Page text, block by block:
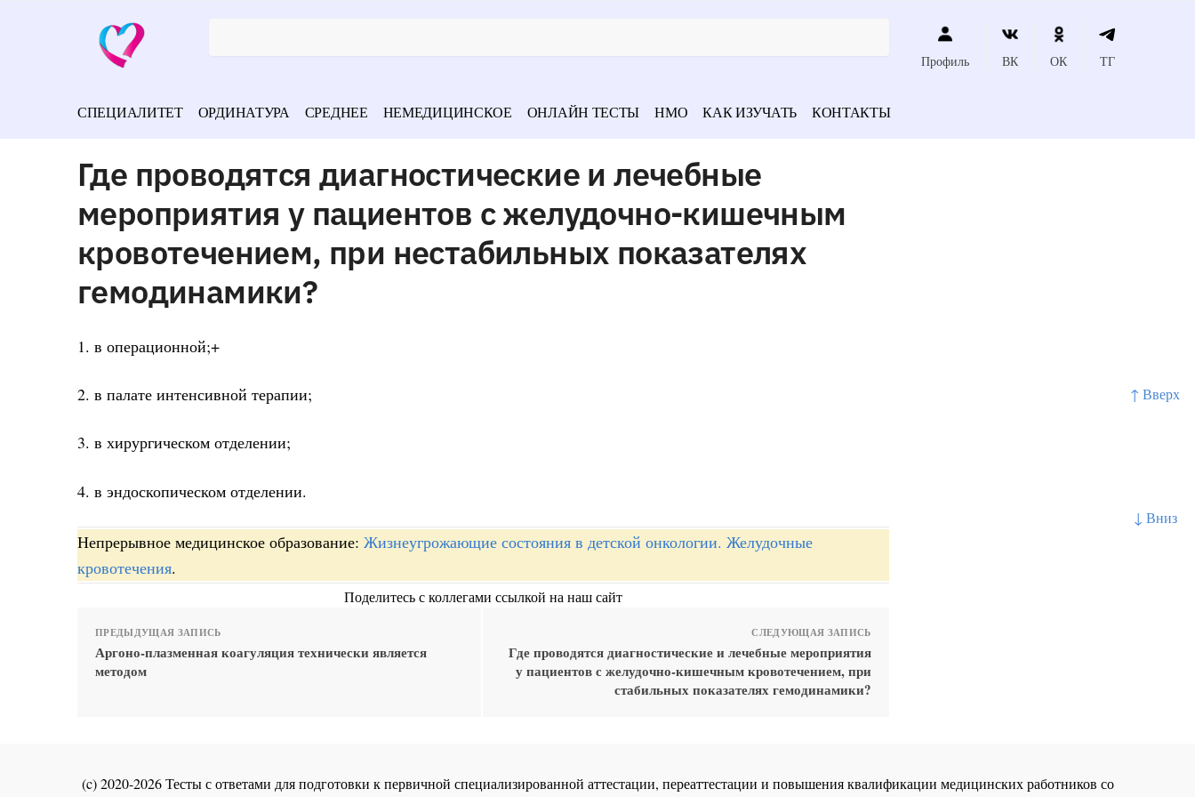
↑ Вверх
↓ Вниз
Профиль ВК ОК ТГ
СПЕЦИАЛИТЕТ ОРДИНАТУРА СРЕДНЕЕ НЕМЕДИЦИНСКОЕ ОНЛАЙН ТЕСТЫ НМО КАК ИЗУЧАТЬ КОНТАКТЫ
Где проводятся диагностические и лечебные
мероприятия у пациентов с желудочно-кишечным
кровотечением, при нестабильных показателях
гемодинамики?
1. в операционной;+
2. в палате интенсивной терапии;
3. в хирургическом отделении;
4. в эндоскопическом отделении.
Непрерывное медицинское образование: Жизнеугрожающие состояния в детской онкологии. Желудочные
кровотечения.
Поделитесь с коллегами ссылкой на наш сайт
ПРЕДЫДУЩАЯ ЗАПИСЬ
Аргоно-плазменная коагуляция технически является
методом
СЛЕДУЮЩАЯ ЗАПИСЬ
Где проводятся диагностические и лечебные мероприятия
у пациентов с желудочно-кишечным кровотечением, при
стабильных показателях гемодинамики?
(c) 2020-2026 Тесты с ответами для подготовки к первичной специализированной аттестации, переаттестации и повышения квалификации медицинских работников со